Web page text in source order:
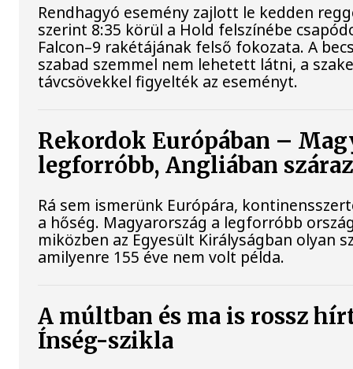
Rendhagyó esemény zajlott le kedden
szerint 8:35 körül a Hold felszínébe
Falcon–9 rakétájának felső fokozata. A
szabad szemmel nem lehetett látni, a
távcsövekkel figyelték az eseményt.
Rekordok Európában –
legforróbb, Angliában
Rá sem ismerünk Európára,
a hőség. Magyarország a legforróbb
miközben az Egyesült Királyságban olyan
amilyenre 155 éve nem volt példa.
A múltban és ma is rossz
Ínség-szikla